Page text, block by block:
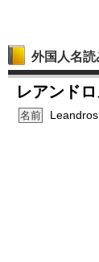
外国人名読
レアンド
名前 Leandros